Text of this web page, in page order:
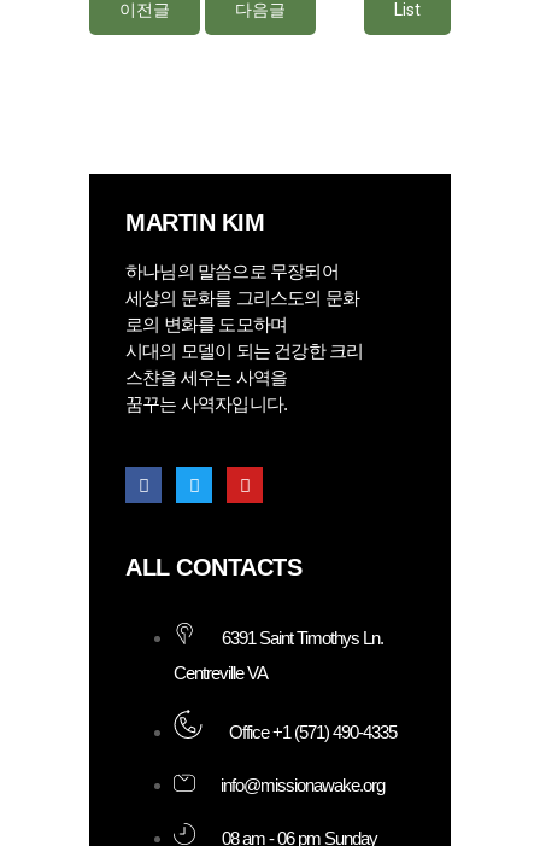
이전글 다음글 List
MARTIN KIM
하나님의 말씀으로 무장되어
세상의 문화를 그리스도의 문화
로의 변화를 도모하며
시대의 모델이 되는 건강한 크리
스챤을 세우는 사역을
꿈꾸는 사역자입니다.
ALL CONTACTS
6391 Saint Timothys Ln.
Centreville VA
Office +1 (571) 490-4335
info@missionawake.org
08 am - 06 pm Sunday